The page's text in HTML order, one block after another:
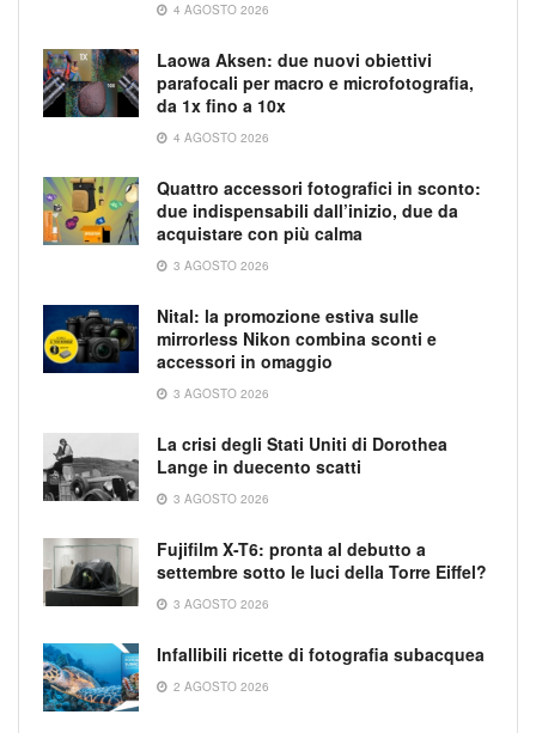
4 AGOSTO 2026
Laowa Aksen: due nuovi obiettivi
parafocali per macro e microfotografia,
da 1x fino a 10x
4 AGOSTO 2026
Quattro accessori fotografici in sconto:
due indispensabili dall’inizio, due da
acquistare con più calma
3 AGOSTO 2026
Nital: la promozione estiva sulle
mirrorless Nikon combina sconti e
accessori in omaggio
3 AGOSTO 2026
La crisi degli Stati Uniti di Dorothea
Lange in duecento scatti
3 AGOSTO 2026
Fujifilm X-T6: pronta al debutto a
settembre sotto le luci della Torre Eiffel?
3 AGOSTO 2026
Infallibili ricette di fotografia subacquea
2 AGOSTO 2026